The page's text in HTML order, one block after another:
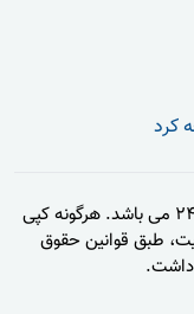
کلیه حقوق این سایت متعلق به گروه سلامتی 24 می باشد. هرگونه کپی
طبق قوانین حقوق
داشت.